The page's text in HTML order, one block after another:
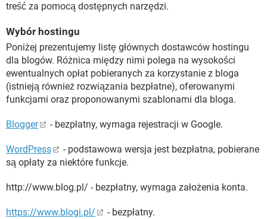
treść za pomocą dostępnych narzędzi.
Wybór hostingu
Poniżej prezentujemy listę głównych dostawców hostingu
dla blogów. Różnica między nimi polega na wysokości
ewentualnych opłat pobieranych za korzystanie z bloga
(istnieją również rozwiązania bezpłatne), oferowanymi
funkcjami oraz proponowanymi szablonami dla bloga.
Blogger - bezpłatny, wymaga rejestracji w Google.
WordPress
- podstawowa wersja jest bezpłatna, pobierane
są opłaty za niektóre funkcje.
http://www.blog.pl/ - bezpłatny, wymaga założenia konta.
https://www.blogi.pl/ - bezpłatny.